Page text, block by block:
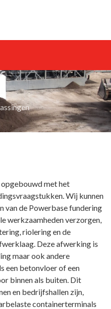
met het
Wij kunnen
van de Powerbase fundering
werkzaamheden verzorgen,
riolering en de
Deze afwerking is
maar ook andere
een betonvloer of een
binnen als buiten. Dit
en bedrijfshallen zijn,
containerterminals